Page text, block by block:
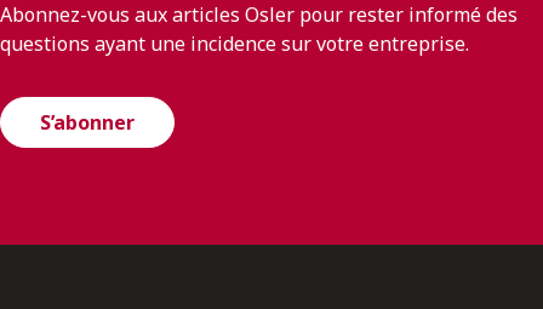
Abonnez-vous aux articles Osler pour rester informé des
questions ayant une incidence sur votre entreprise.
S’abonner